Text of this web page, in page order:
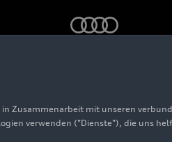
Zusammenarbeit mit unseren
verwenden ("Dienste"), die uns